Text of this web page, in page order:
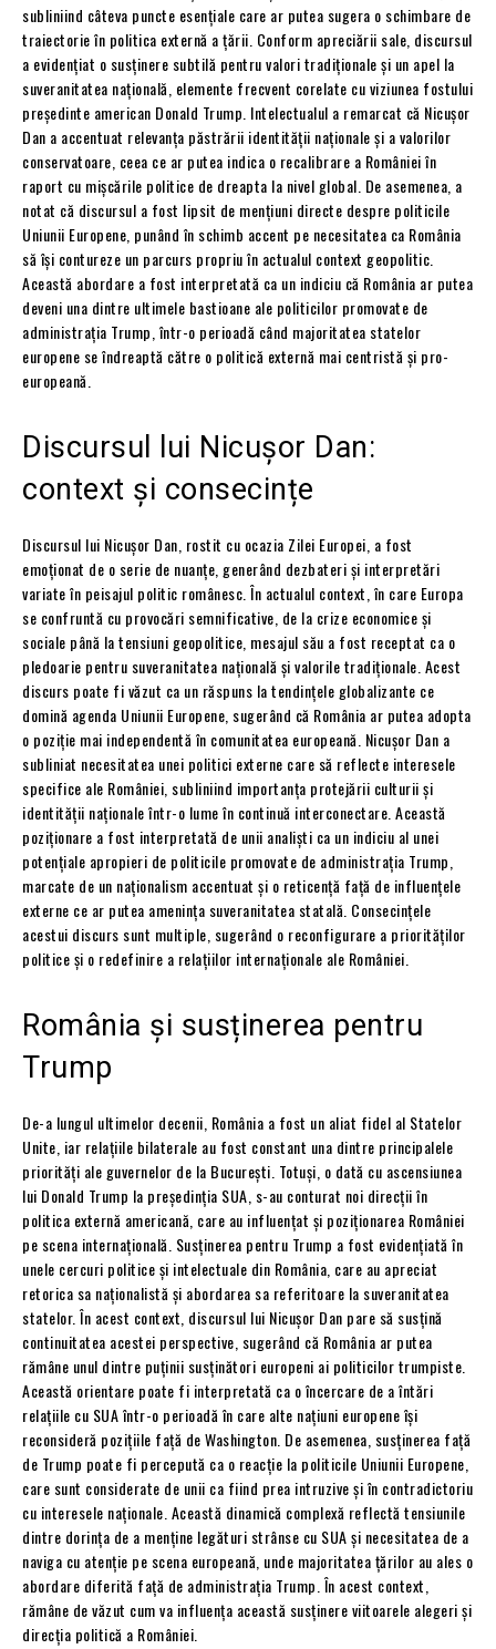
subliniind câteva puncte esențiale care ar putea sugera o schimbare de
traiectorie în politica externă a țării. Conform apreciării sale, discursul
a evidențiat o susținere subtilă pentru valori tradiționale și un apel la
suveranitatea națională, elemente frecvent corelate cu viziunea fostului
președinte american Donald Trump. Intelectualul a remarcat că Nicușor
Dan a accentuat relevanța păstrării identității naționale și a valorilor
conservatoare, ceea ce ar putea indica o recalibrare a României în
raport cu mișcările politice de dreapta la nivel global. De asemenea, a
notat că discursul a fost lipsit de mențiuni directe despre politicile
Uniunii Europene, punând în schimb accent pe necesitatea ca România
să își contureze un parcurs propriu în actualul context geopolitic.
Această abordare a fost interpretată ca un indiciu că România ar putea
deveni una dintre ultimele bastioane ale politicilor promovate de
administrația Trump, într-o perioadă când majoritatea statelor
europene se îndreaptă către o politică externă mai centristă și pro-
europeană.
Discursul lui Nicușor Dan:
context și consecințe
Discursul lui Nicușor Dan, rostit cu ocazia Zilei Europei, a fost
emoționat de o serie de nuanțe, generând dezbateri și interpretări
variate în peisajul politic românesc. În actualul context, în care Europa
se confruntă cu provocări semnificative, de la crize economice și
sociale până la tensiuni geopolitice, mesajul său a fost receptat ca o
pledoarie pentru suveranitatea națională și valorile tradiționale. Acest
discurs poate fi văzut ca un răspuns la tendințele globalizante ce
domină agenda Uniunii Europene, sugerând că România ar putea adopta
o poziție mai independentă în comunitatea europeană. Nicușor Dan a
subliniat necesitatea unei politici externe care să reflecte interesele
specifice ale României, subliniind importanța protejării culturii și
identității naționale într-o lume în continuă interconectare. Această
poziționare a fost interpretată de unii analiști ca un indiciu al unei
potențiale apropieri de politicile promovate de administrația Trump,
marcate de un naționalism accentuat și o reticență față de influențele
externe ce ar putea amenința suveranitatea statală. Consecințele
acestui discurs sunt multiple, sugerând o reconfigurare a priorităților
politice și o redefinire a relațiilor internaționale ale României.
România și susținerea pentru
Trump
De-a lungul ultimelor decenii, România a fost un aliat fidel al Statelor
Unite, iar relațiile bilaterale au fost constant una dintre principalele
priorități ale guvernelor de la București. Totuși, o dată cu ascensiunea
lui Donald Trump la președinția SUA, s-au conturat noi direcții în
politica externă americană, care au influențat și poziționarea României
pe scena internațională. Susținerea pentru Trump a fost evidențiată în
unele cercuri politice și intelectuale din România, care au apreciat
retorica sa naționalistă și abordarea sa referitoare la suveranitatea
statelor. În acest context, discursul lui Nicușor Dan pare să susțină
continuitatea acestei perspective, sugerând că România ar putea
rămâne unul dintre puținii susținători europeni ai politicilor trumpiste.
Această orientare poate fi interpretată ca o încercare de a întări
relațiile cu SUA într-o perioadă în care alte națiuni europene își
reconsideră pozițiile față de Washington. De asemenea, susținerea față
de Trump poate fi percepută ca o reacție la politicile Uniunii Europene,
care sunt considerate de unii ca fiind prea intruzive și în contradictoriu
cu interesele naționale. Această dinamică complexă reflectă tensiunile
dintre dorința de a menține legături strânse cu SUA și necesitatea de a
naviga cu atenție pe scena europeană, unde majoritatea țărilor au ales o
abordare diferită față de administrația Trump. În acest context,
rămâne de văzut cum va influența această susținere viitoarele alegeri și
direcția politică a României.